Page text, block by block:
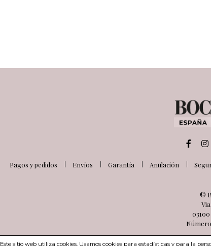
Pagos y pedidos Envíos Garantía Anulación
©
Este sitio web utiliza cookies. Usamos cookies para estadísticas y para la